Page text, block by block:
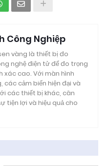
Công Nghiệp
vàng là thiết bị đo
nghệ điện tử để đo trọng
xác cao. Với màn hình
các cảm biến hiện đại và
các thiết bị khác, cân
tiện lợi và hiệu quả cho